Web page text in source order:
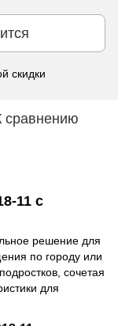
скидки
сравнению
11 с
решение для
по городу или
сочетая
для